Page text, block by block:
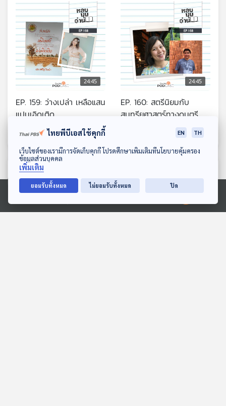
ดาวน์โหลด Thai PBS Podcast Application
Ⓒ 2020 องค์การกระจายเสียงและแพร่ภาพสาธารณะแห่งประเทศไทย
24:45
EP. 159: ว่างเปล่า เหลือแสน
แปนเอิดเติด
หลบมุมอ่าน
24:45
EP. 160: สตรีนิยมกับ
สุนทรียศาสตร์ทางดนตรี
ตอนที่เกี่ยวข้อง
ไทยพีบีเอสใช้คุกกี้ EN TH
เว็บไซต์ของเรามีการจัดเก็บคุกกี้ โปรดศึกษาเพิ่มเติมที่นโยบายคุ้มครอง
ข้อมูลส่วนบุคคล
เพิ่มเติม
ยอมรับทั้งหมด ไม่ยอมรับทั้งหมด ปิด